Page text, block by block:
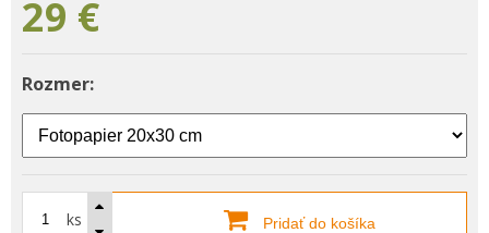
29 €
Rozmer:
ks Pridať do košíka